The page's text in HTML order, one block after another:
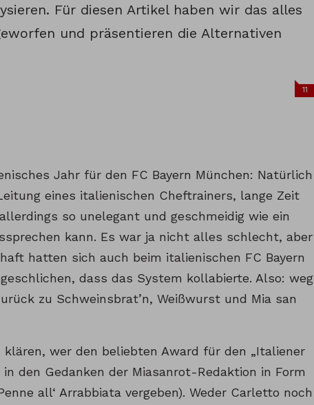
Für diesen Artikel haben wir das alles
und präsentieren die Alternativen
11
Jahr für den FC Bayern München: Natürlich
eines italienischen Cheftrainers, lange Zeit
so unelegant und geschmeidig wie ein
kann. Es war ja nicht alles schlecht, aber
hatten sich auch beim italienischen FC Bayern
dass das System kollabierte. Also: weg
zu Schweinsbrat’n, Weißwurst und Mia san
wer den beliebten Award für den „Italiener
den Gedanken der Miasanrot-Redaktion in Form
all‘ Arrabbiata vergeben). Weder Carletto noch